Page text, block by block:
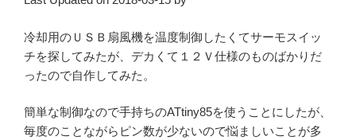
冷却用のＵＳＢ扇風機を温度制御したくてサーモスイッ
チを探してみたが、デカくて１２Ｖ仕様のものばかりだ
ったので自作してみた。
簡単な制御なので手持ちのATtiny85を使うことにしたが、
毎度のことながらピン数が少ないので悩ましいことが多